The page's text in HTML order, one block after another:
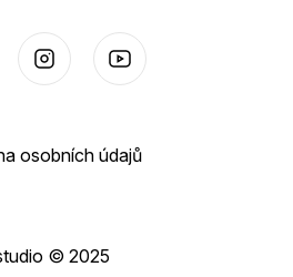
osobních údajů
© 2025